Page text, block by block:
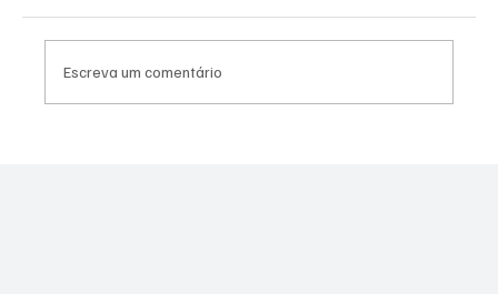
Escreva um comentário